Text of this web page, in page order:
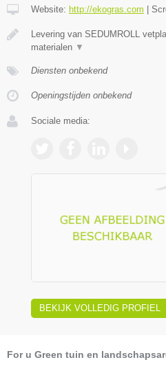
Website: http://ekogras.com |
Levering van SEDUMROLL
materialen ▼
Diensten onbekend
Openingstijden onbekend
Sociale media:
BEKIJK VOLLEDIG PROFIEL
For u Green tuin en